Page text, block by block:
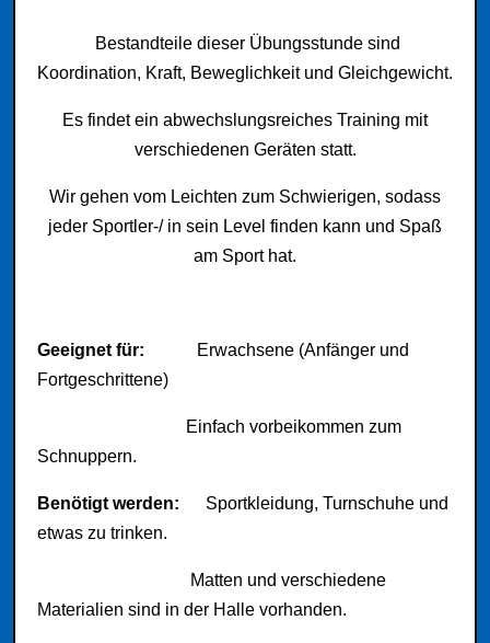
Bestandteile dieser Übungsstunde sind
Koordination, Kraft, Beweglichkeit und Gleichgewicht.
Es findet ein abwechslungsreiches Training mit
verschiedenen Geräten statt.
Wir gehen vom Leichten zum Schwierigen, sodass
jeder Sportler-/ in sein Level finden kann und Spaß
am Sport hat.
Geeignet für:
Erwachsene (Anfänger und
Fortgeschrittene)
Einfach vorbeikommen zum
Schnuppern.
Benötigt werden: Sportkleidung, Turnschuhe und
etwas zu trinken.
Matten und verschiedene
Materialien sind in der Halle vorhanden.